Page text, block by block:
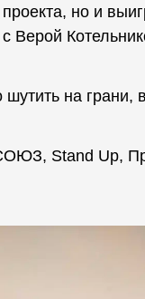
но и
Верой
на грани,
Stand Up,